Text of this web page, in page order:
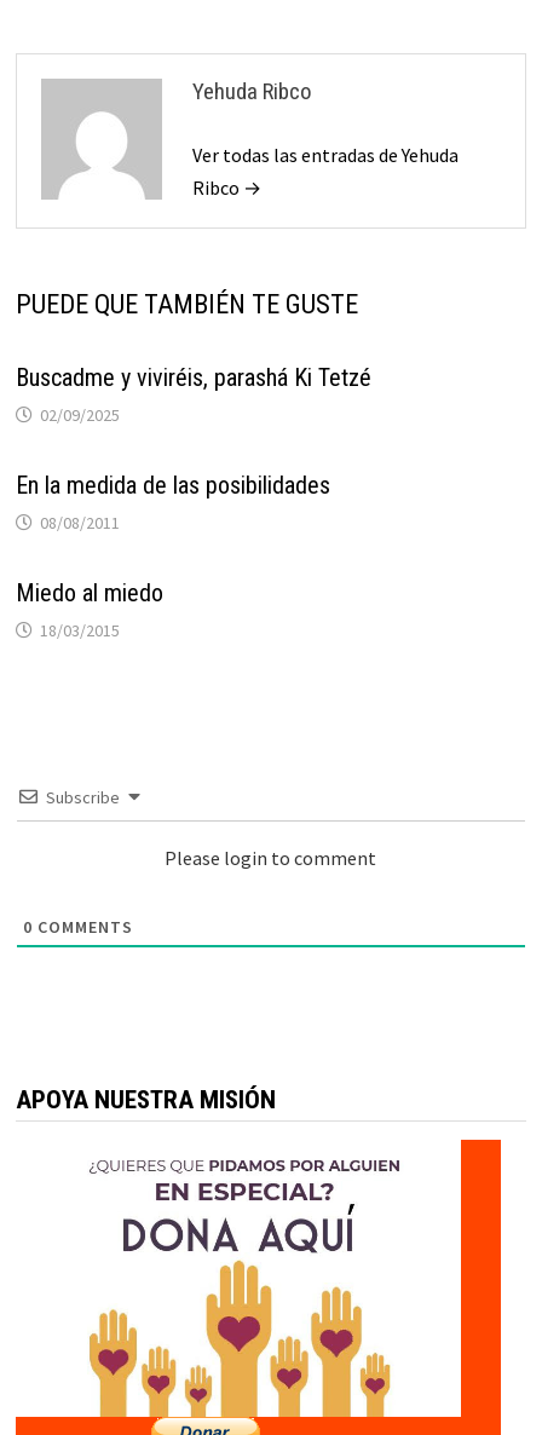
Yehuda Ribco
Ver todas las entradas de Yehuda
Ribco →
PUEDE QUE TAMBIÉN TE GUSTE
Buscadme y viviréis, parashá Ki Tetzé
02/09/2025
En la medida de las posibilidades
08/08/2011
Miedo al miedo
18/03/2015
Subscribe
Please login to comment
0 COMMENTS
APOYA NUESTRA MISIÓN